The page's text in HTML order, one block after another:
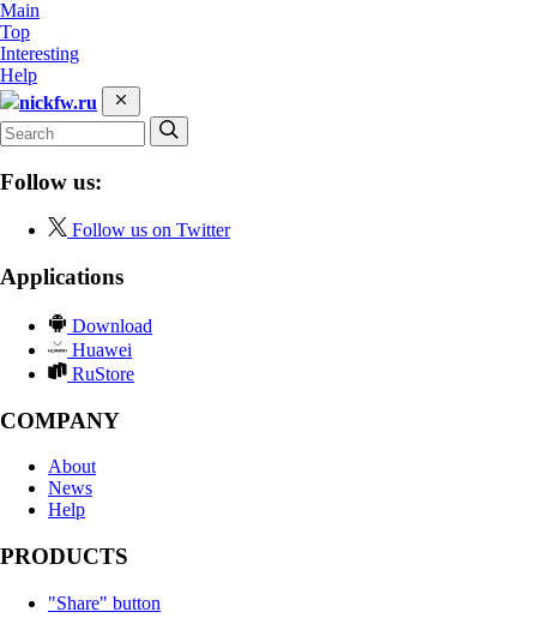
Main
Top
Interesting
Help
nickfw.ru
Follow us:
Follow us on Twitter
Applications
Download
Huawei
RuStore
COMPANY
About
News
Help
PRODUCTS
"Share" button